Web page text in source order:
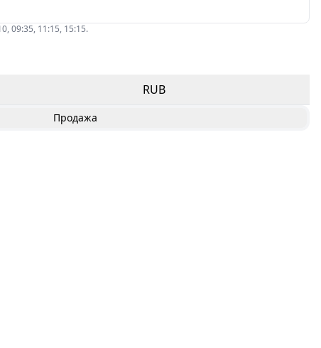
09:35, 11:15, 15:15.
RUB
Продажа